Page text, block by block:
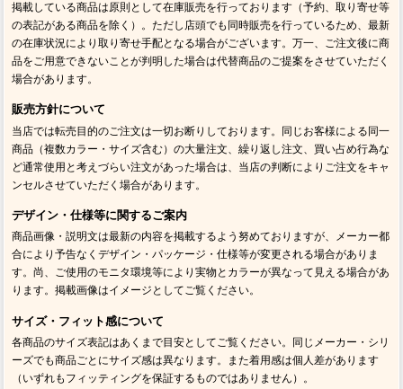
掲載している商品は原則として在庫販売を行っております（予約、取り寄せ等
の表記がある商品を除く）。ただし店頭でも同時販売を行っているため、最新
の在庫状況により取り寄せ手配となる場合がございます。万一、ご注文後に商
品をご用意できないことが判明した場合は代替商品のご提案をさせていただく
場合があります。
販売方針について
当店では転売目的のご注文は一切お断りしております。同じお客様による同一
商品（複数カラー・サイズ含む）の大量注文、繰り返し注文、買い占め行為な
ど通常使用と考えづらい注文があった場合は、当店の判断によりご注文をキャ
ンセルさせていただく場合があります。
デザイン・仕様等に関するご案内
商品画像・説明文は最新の内容を掲載するよう努めておりますが、メーカー都
合により予告なくデザイン・パッケージ・仕様等が変更される場合がありま
す。尚、ご使用のモニタ環境等により実物とカラーが異なって見える場合があ
ります。掲載画像はイメージとしてご覧ください。
サイズ・フィット感について
各商品のサイズ表記はあくまで目安としてご覧ください。同じメーカー・シリ
ーズでも商品ごとにサイズ感は異なります。また着用感は個人差があります
（いずれもフィッティングを保証するものではありません）。